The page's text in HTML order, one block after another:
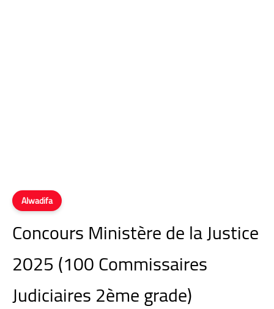
Alwadifa
Concours Ministère de la Justice
2025 (100 Commissaires
Judiciaires 2ème grade)